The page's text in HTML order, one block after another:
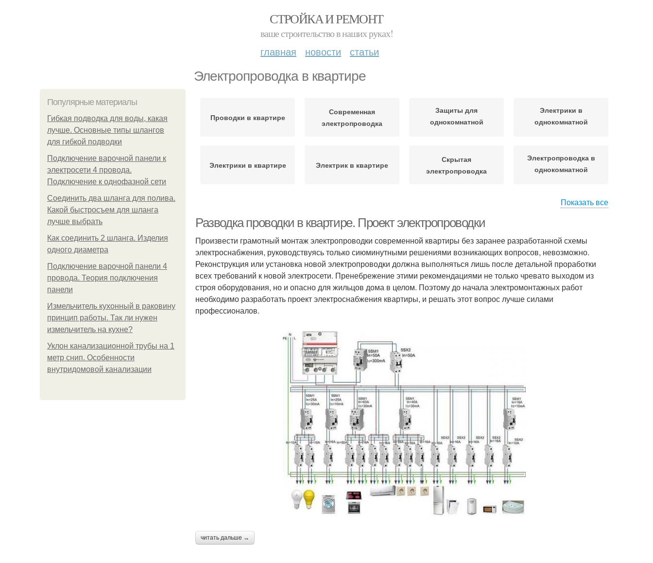
СТРОЙКА И РЕМОНТ
ваше строительство в наших руках!
главная новости статьи
Электропроводка в квартире
Популярные материалы
Гибкая подводка для воды, какая
лучше. Основные типы шлангов
для гибкой подводки
Подключение варочной панели к
электросети 4 провода.
Подключение к однофазной сети
Соединить два шланга для полива.
Какой быстросъем для шланга
лучше выбрать
Как соединить 2 шланга. Изделия
одного диаметра
Подключение варочной панели 4
провода. Теория подключения
панели
Измельчитель кухонный в раковину
принцип работы. Так ли нужен
измельчитель на кухне?
Уклон канализационной трубы на 1
метр снип. Особенности
внутридомовой канализации
Проводки в квартире
Современная
электропроводка
Защиты для
однокомнатной
Электрики в
однокомнатной
Электрики в квартире Электрик в квартире
Скрытая
электропроводка
Электропроводка в
однокомнатной
квартиры
квартире
Электропроводки в
Требования к
электропроводке
Электропроводки в
комнате
Квартирная
электропроводка
Работы в квартире
Электричества в
квартире
Показать все
Разводка проводки в квартире. Проект электропроводки
Произвести грамотный монтаж электропроводки современной квартиры без заранее разработанной схемы
электроснабжения, руководствуясь только сиюминутными решениями возникающих вопросов, невозможно.
Реконструкция или установка новой электропроводки должна выполняться лишь после детальной проработки
всех требований к новой электросети. Пренебрежение этими рекомендациями не только чревато выходом из
строя оборудования, но и опасно для жильцов дома в целом. Поэтому до начала электромонтажных работ
необходимо разработать проект электроснабжения квартиры, и решать этот вопрос лучше силами
профессионалов.
читать дальше →